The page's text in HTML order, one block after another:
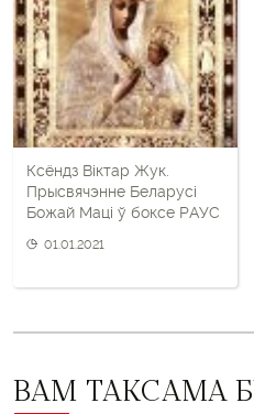
наступны
пост
Ксёндз Віктар Жук.
Прысвячэнне Беларусі
Божай Маці ў боксе РАУС
01.01.2021
ВАМ ТАКСАМА